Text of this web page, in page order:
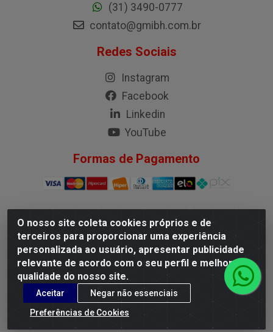
O nosso site coleta cookies próprios e de
terceiros para proporcionar uma experiência
personalizada ao usuário, apresentar publicidade
relevante de acordo com o seu perfil e melhorar a
qualidade do nosso site.
Aceitar
Negar não essenciais
Preferências de Cookies
(31) 3490-0777
contato@gmibh.com.br
Redes Sociais
Instagram
Facebook
Linkedin
YouTube
Formas de Pagamento
G.M.I. Distribuidora LTDA - Rua Conselheiro Pena, 50 - Santa
Branca, Belo Horizonte/MG - CEP 31.710-150 - CNPJ
04.098.359/0001-02